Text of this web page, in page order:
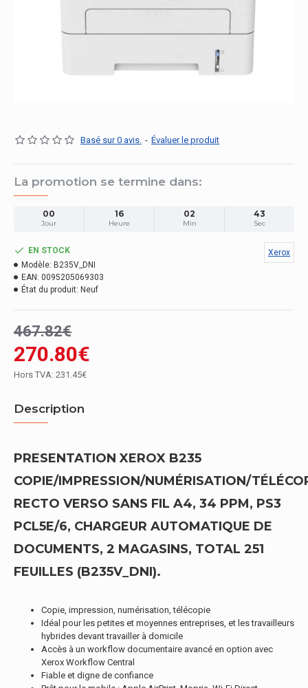
Basé sur 0 avis. - Évaluer le produit
La promotion se termine dans:
00
Jour
16
Heure
02
Min
42
Sec
270.80€
467.82€
Hors TVA: 231.45€
EN STOCK
Modèle: B235V_DNI
EAN: 0095205069303
État du produit: Neuf
Xerox
Description
PRESENTATION XEROX B235
COPIE/IMPRESSION/NUMÉRISATION/
RECTO VERSO SANS FIL A4, 34 PPM, PS3
PCL5E/6, CHARGEUR AUTOMATIQUE DE
DOCUMENTS, 2 MAGASINS, TOTAL 251
FEUILLES (B235V_DNI).
Copie, impression, numérisation, télécopie
Idéal pour les petites et moyennes entreprises, et les travailleurs
hybrides devant travailler à domicile
Accès à un workflow documentaire avancé en option avec
Xerox Workflow Central
Fiable et digne de confiance